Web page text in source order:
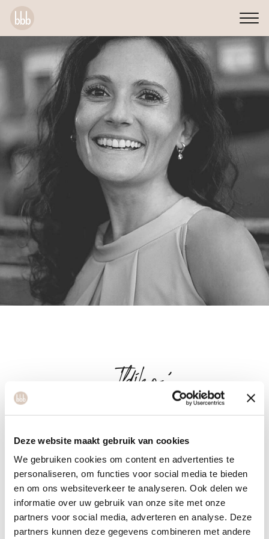
Deze website maakt gebruik van cookies
We gebruiken cookies om content en advertenties te
personaliseren, om functies voor social media te bieden
en om ons websiteverkeer te analyseren. Ook delen we
informatie over uw gebruik van onze site met onze
partners voor social media, adverteren en analyse. Deze
partners kunnen deze gegevens combineren met andere
Ildikó
bachata instructeur. Sport, gezonde leefstijl en voeding
hebben altijd een belangrijke rol in haar leven gespeeld. Zij
heeft verschillende opleidingen over voeding en beweging
gedaan. Ze wil verder in deze richting en met haar carrière.
Haar missie is mensen door een gezonde leefstijl meer te